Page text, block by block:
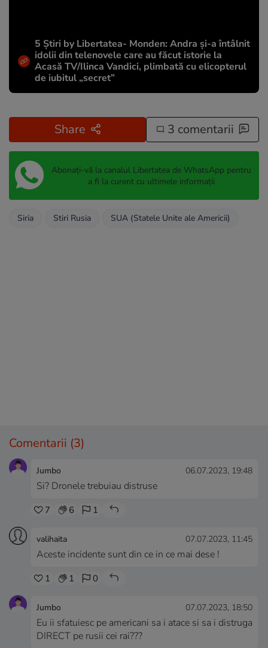
5 Știri by Libertatea- Monden: Andra și-a întâlnit
idolii din telenovele care au făcut istorie la
Acasă TV/Ilinca Vandici, plimbată cu elicopterul
de iubitul „secret”
Share 3 comentarii
Abonați-vă la canalul Libertatea de WhatsApp pentru
a fi la curent cu ultimele informații
Siria Stiri Rusia SUA (Statele Unite ale Americii)
Comentarii (3)
Jumbo 06.07.2023, 19:48
Si? Dronele trebuiau distruse
7 6 1
valihaita 07.07.2023, 11:45
Aceste incidente sunt din ce in ce mai dese !
1 1 0
Jumbo 07.07.2023, 18:50
Eu ii sfatuiesc pe americani sa i atace si sa i distruga
DIRECT pe rusii cei rai???